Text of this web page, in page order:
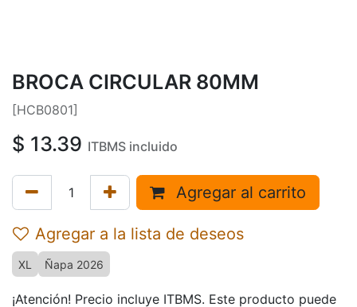
BROCA CIRCULAR 80MM
[HCB0801]
$ 13.39 ITBMS incluido
Agregar al carrito
Agregar a la lista de deseos
XL Ñapa 2026
¡Atención! Precio incluye ITBMS. Este producto puede